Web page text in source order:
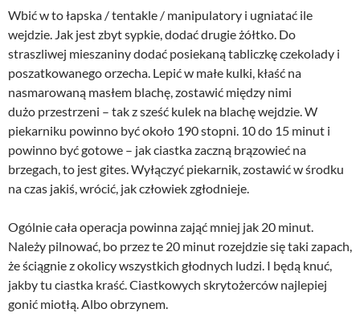
Wbić w to łapska / tentakle / manipulatory i ugniatać ile
wejdzie. Jak jest zbyt sypkie, dodać drugie żółtko. Do
straszliwej mieszaniny dodać posiekaną tabliczkę czekolady i
poszatkowanego orzecha. Lepić w małe kulki, kłaść na
nasmarowaną masłem blachę, zostawić między nimi
dużo przestrzeni – tak z sześć kulek na blachę wejdzie. W
piekarniku powinno być około 190 stopni. 10 do 15 minut i
powinno być gotowe – jak ciastka zaczną brązowieć na
brzegach, to jest gites. Wyłączyć piekarnik, zostawić w środku
na czas jakiś, wrócić, jak człowiek zgłodnieje.
Ogólnie cała operacja powinna zająć mniej jak 20 minut.
Należy pilnować, bo przez te 20 minut rozejdzie się taki zapach,
że ściągnie z okolicy wszystkich głodnych ludzi. I będą knuć,
jakby tu ciastka kraść. Ciastkowych skrytożerców najlepiej
gonić miotłą. Albo obrzynem.